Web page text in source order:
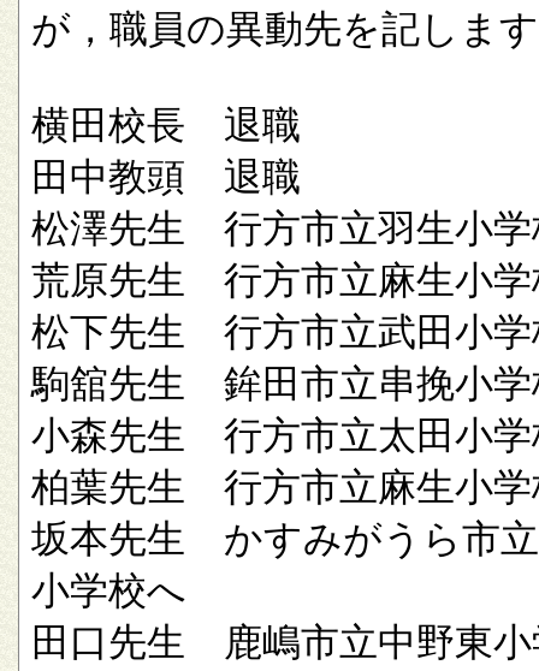
が，職員の異動先を記しま
横田校長 退職
田中教頭 退職
松澤先生 行方市立羽生小学
荒原先生 行方市立麻生小学
松下先生 行方市立武田小学
駒舘先生 鉾田市立串挽小学
小森先生 行方市立太田小学
柏葉先生 行方市立麻生小学
坂本先生 かすみがうら市
小学校へ
田口先生 鹿嶋市立中野東小